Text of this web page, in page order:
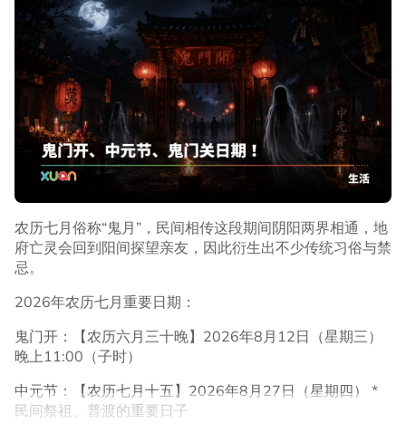
事实上，张孝全与贾静雯曾于2019年合作Netflix影集《罪
梦者》，在剧中饰演一对历经生死离别、命运坎坷的夫妻。
若这次合作消息属实，也将是两人时隔7年再度同框，令不
少影迷相当期待。
农历七月俗称“鬼月”，民间相传这段期间阴阳两界相通，地
府亡灵会回到阳间探望亲友，因此衍生出不少传统习俗与禁
忌。
2026年农历七月重要日期：
鬼门开：【农历六月三十晚】2026年8月12日（星期三）
晚上11:00（子时）
中元节：【农历七月十五】2026年8月27日（星期四） *
民间祭祖、普渡的重要日子